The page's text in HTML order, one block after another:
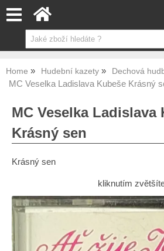
Home Hudební kazety Dechová
MC Veselka Ladislava Kubeše Krásný
MC Veselka Ladislava
Krásný sen
Krásný sen
kliknutím